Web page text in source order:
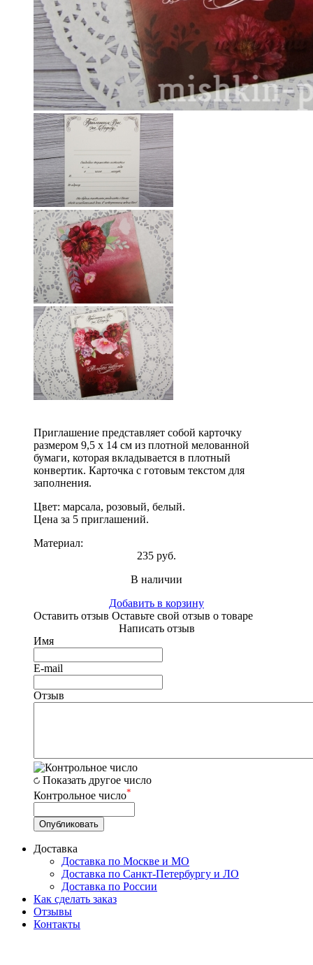
Приглашение представляет собой карточку
размером 9,5 х 14 см из плотной мелованной
бумаги, которая вкладывается в плотный
конвертик. Карточка с готовым текстом для
заполнения.
Цвет: марсала, розовый, белый.
Цена за 5 приглашений.
Материал:
235 руб.
В наличии
Добавить в корзину
Оставить отзыв Оставьте свой отзыв о товаре
Написать отзыв
Имя
E-mail
Отзыв
Показать другое число
Контрольное число*
Доставка
Доставка по Москве и МО
Доставка по Санкт-Петербургу и ЛО
Доставка по России
Как сделать заказ
Отзывы
Контакты